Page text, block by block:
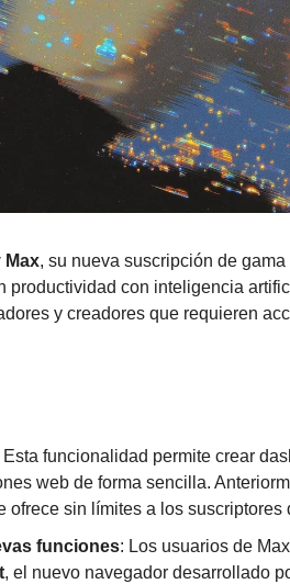
Max, su nueva suscripción de
productividad con inteligencia
y creadores que requieren
Esta funcionalidad permite crear
web de forma sencilla.
ofrece sin límites a los suscriptores
funciones: Los usuarios de
, el nuevo navegador desarrollado